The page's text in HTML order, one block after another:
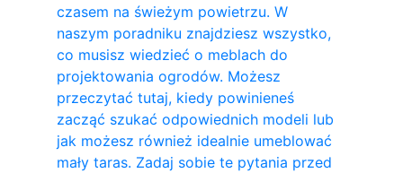
czasem na świeżym powietrzu. W
naszym poradniku znajdziesz wszystko,
co musisz wiedzieć o meblach do
projektowania ogrodów. Możesz
przeczytać tutaj, kiedy powinieneś
zacząć szukać odpowiednich modeli lub
jak możesz również idealnie umeblować
mały taras. Zadaj sobie te pytania przed